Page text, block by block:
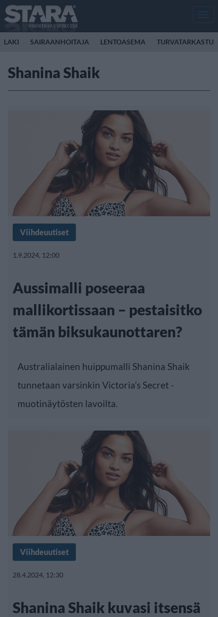
LAKI SAIRAANHOITAJA LENTOASEMA TURVATARKASTUS
Shanina Shaik
Viihdeuutiset
1.9.2024, 12:00
Aussimalli poseeraa
mallikortissaan – pestaisitko
tämän biksukaunottaren?
Australialainen huippumalli Shanina Shaik
tunnetaan varsinkin Victoria’s Secret -
muotinäytösten lavoilta.
Viihdeuutiset
28.4.2024, 12:30
Shanina Shaik kuvasi itsensä